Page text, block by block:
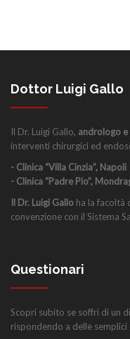
Dottor Luigi Gallo
Il Dr. Luigi Gallo, andrologo
interventi chirurgici ed
- Clinica “Villa Cinzia”, Napoli
- Clinica “Padre Pio”,
Il Dr. Luigi Gallo ha la facoltà
convenzione con il Sistema
Questionari
Scopri subito se soffri di un
rispondendo a delle semplici